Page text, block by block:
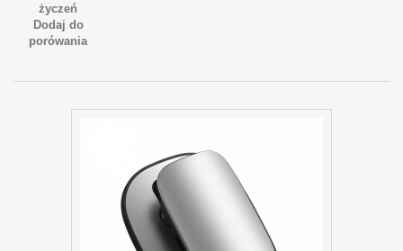
życzeń
Dodaj do
porówania